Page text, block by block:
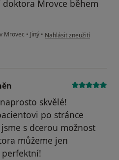
Mrovce během
Mrovec • Jiný • podle názoru uživatele L.K.
Nahlásit zneužití
skvělé!
po stránce
s dcerou možnost
můžeme jen